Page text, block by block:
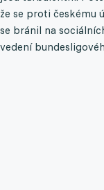
že se proti českému
se bránil na
vedení